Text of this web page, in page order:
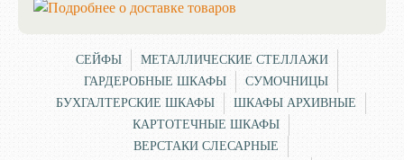
СЕЙФЫ
МЕТАЛЛИЧЕСКИЕ СТЕЛЛАЖИ
ГАРДЕРОБНЫЕ ШКАФЫ
СУМОЧНИЦЫ
БУХГАЛТЕРСКИЕ ШКАФЫ
ШКАФЫ АРХИВНЫЕ
КАРТОТЕЧНЫЕ ШКАФЫ
ВЕРСТАКИ СЛЕСАРНЫЕ